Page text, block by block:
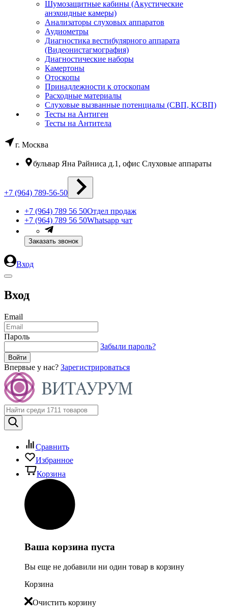
Шумозащитные кабины (Акустические
анэхоидные камеры)
Анализаторы слуховых аппаратов
Аудиометры
Диагностика вестибулярного аппарата
(Видеонистагмография)
Диагностические наборы
Камертоны
Отоскопы
Принадлежности к отоскопам
Расходные материалы
Слуховые вызванные потенциалы (СВП, КСВП)
Тесты на Антиген
Тесты на Антитела
г. Москва
бульвар Яна Райниса д.1, офис Слуховые аппараты
+7 (964) 789-56-50
+7 (964) 789 56 50Отдел продаж
+7 (964) 789 56 50Whatsapp чат
Заказать звонок
Вход
Вход
Email
Пароль
Забыли пароль?
Впервые у нас? Зарегистрироваться
Сравнить
Избранное
Корзина
Ваша корзина пуста
Вы еще не добавили ни один товар в корзину
Корзина
Очистить корзину